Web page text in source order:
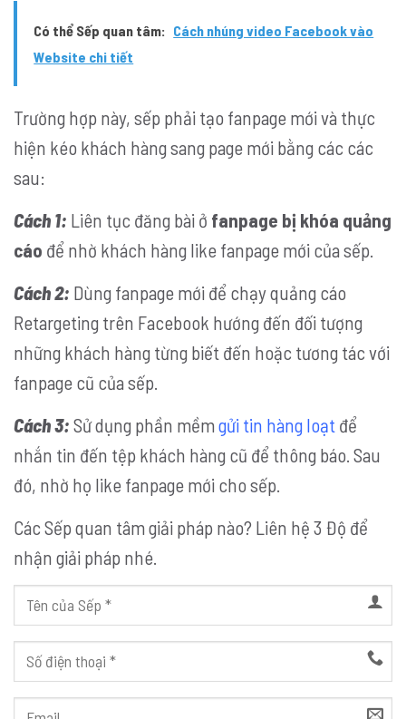
Có thể Sếp quan tâm: Cách nhúng video Facebook vào
Website chi tiết
Trường hợp này, sếp phải tạo fanpage mới và thực
hiện kéo khách hàng sang page mới bằng các các
sau:
Cách 1: Liên tục đăng bài ở fanpage bị khóa quảng
cáo để nhờ khách hàng like fanpage mới của sếp.
Cách 2: Dùng fanpage mới để chạy quảng cáo
Retargeting trên Facebook hướng đến đối tượng
những khách hàng từng biết đến hoặc tương tác với
fanpage cũ của sếp.
Cách 3: Sử dụng phần mềmgửi tin hàng loạt để
nhắn tin đến tệp khách hàng cũ để thông báo. Sau
đó, nhờ họ like fanpage mới cho sếp.
Các Sếp quan tâm giải pháp nào? Liên hệ 3 Độ để
nhận giải pháp nhé.